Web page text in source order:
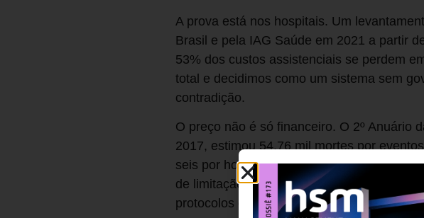
A prova está nos hospitais. Um
Brasil e pela IAG Saúde em 2021 a partir
53% dos custos assistenciais se perdem
total e decidimos como um sistema sem
contradição.
O preço não é só financeiro. O 2º Anuário
2017, estimou 54,76 mil mortes por
seis por hora, ou uma a cada dez
de limitação técnica, e sim de processos
protocolos definidos com antecedência. É